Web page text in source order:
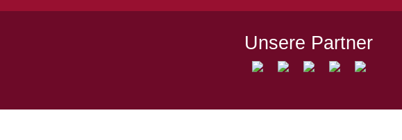
Unsere Partner